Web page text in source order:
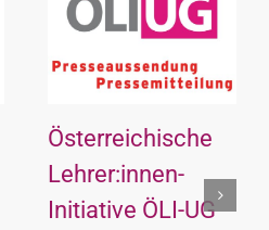
Österreichische
Lehrer:innen-
Initiative ÖLI-UG